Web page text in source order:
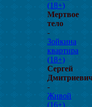
(18+)
Мертвое
тело
-
Зойкина
квартира
(18+)
Сергей
-
Живой
(16+)